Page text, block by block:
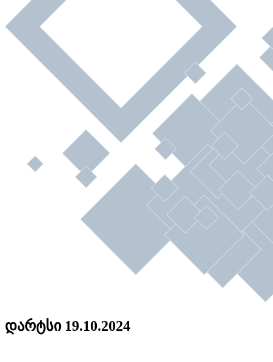
დარტსი 19.10.2024